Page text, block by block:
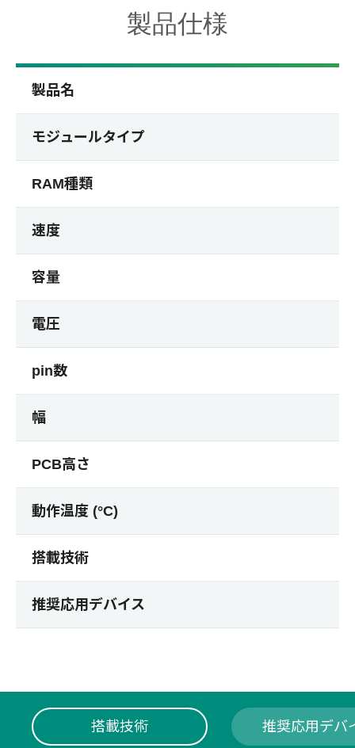
製品仕様
製品名
モジュールタイプ
RAM種類
速度
容量
電圧
pin数
幅
PCB高さ
動作温度 (°C)
搭載技術
推奨応用デバイス
搭載技術 推奨応用デバ